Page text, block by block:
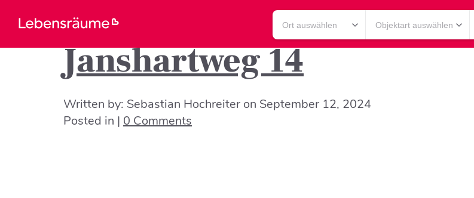
Ort auswählen Objektart auswählen
Janshartweg 14
Written by: Sebastian Hochreiter on September 12, 2024
Posted in | 0 Comments